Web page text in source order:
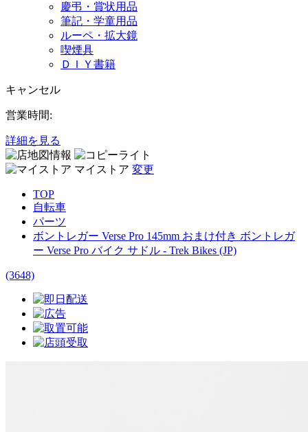
慶弔・賞状用品
筆記・学童用品
ルーペ・拡大鏡
喫煙具
ＤＩＹ書籍
キャンセル
営業時間:
詳細を見る
マイストア 変更
TOP
自転車
パーツ
ボントレガー Verse Pro 145mm おまけ付き ボントレガ
ー Verse Pro バイク サドル - Trek Bikes (JP)
(3648)